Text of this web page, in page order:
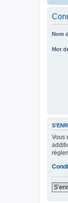
Nom
Mot
Vous